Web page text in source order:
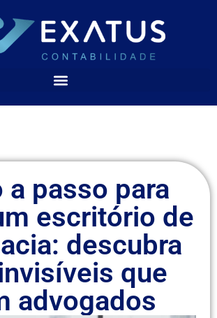
a passo para
escritório de
descubra
que
advogados